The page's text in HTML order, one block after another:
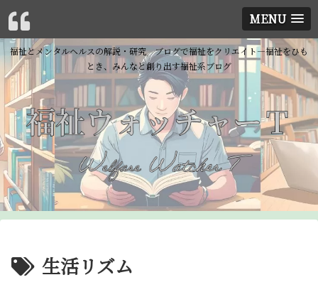
MENU
福祉とメンタルヘルスの解説・研究 ブログで福祉をクリエイト―福祉をひも
とき、みんなと創り出す福祉系ブログ
生活リズム